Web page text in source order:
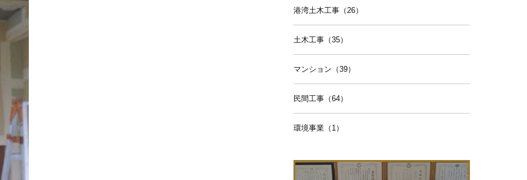
港湾土木工事（26）
土木工事（35）
マンション（39）
民間工事（64）
環境事業（1）